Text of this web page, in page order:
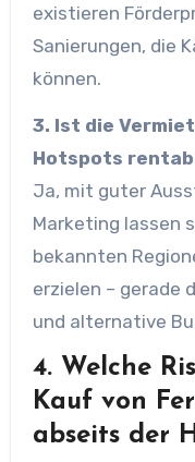
existieren
Sanierungen, die
können.
3. Ist die
Hotspots
Ja, mit guter
Marketing lassen
bekannten
erzielen – gerade
und alternative
4. Welche
Kauf von
abseits der